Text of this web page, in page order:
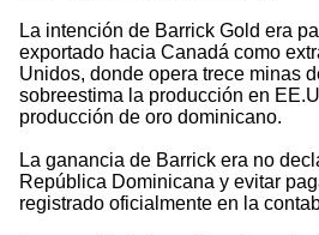
La intención de Barrick Gold era
exportado hacia Canadá como
Unidos, donde opera trece minas
sobreestima la producción en
producción de oro dominicano.
La ganancia de Barrick era no
República Dominicana y evitar
registrado oficialmente en la